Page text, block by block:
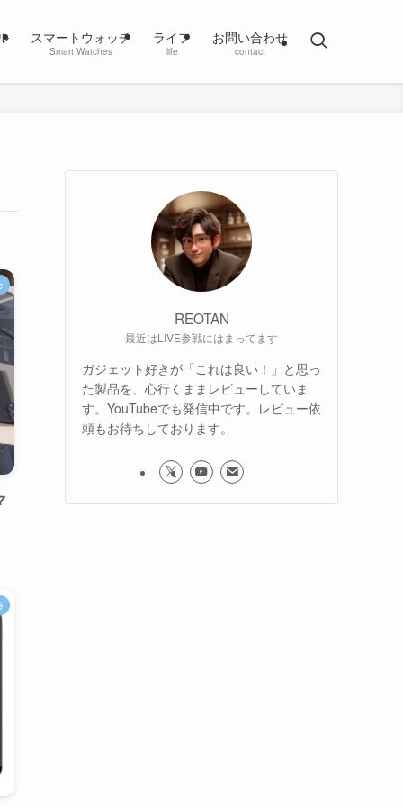
スマートウォッチ
Smart Watches
ライフ
life
お問い合わせ
contact
REOTAN
最近はLIVE参戦にはまってます
ガジェット好きが「これは良い！」と思っ
た製品を、心行くままレビューしていま
す。YouTubeでも発信中です。レビュー依
頼もお待ちしております。